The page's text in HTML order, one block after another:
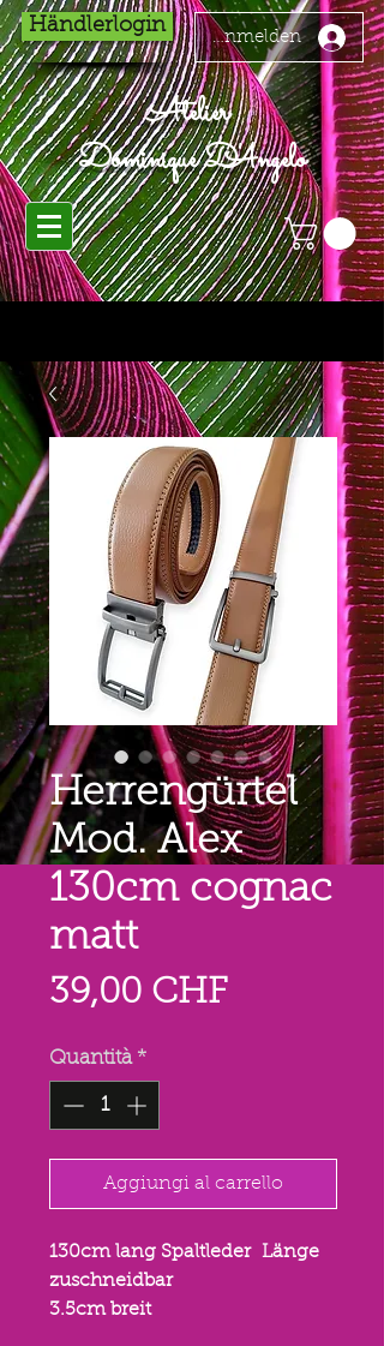
Händlerlogin
Anmelden
Atelier
Dominique D'Angelo
Herrengürtel
Mod. Alex
130cm cognac
matt
39,00 CHFPrezzo
Quantità *
Aggiungi al carrello
130cm lang Spaltleder Länge
zuschneidbar
3.5cm breit